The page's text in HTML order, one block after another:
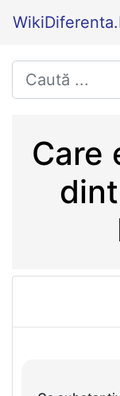
Care